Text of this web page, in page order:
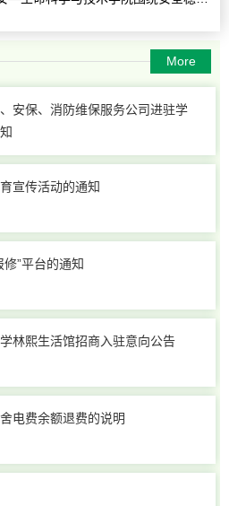
More
安保、消防维保服务公司进驻学
宣传活动的通知
”平台的通知
林熙生活馆招商入驻意向公告
电费余额退费的说明